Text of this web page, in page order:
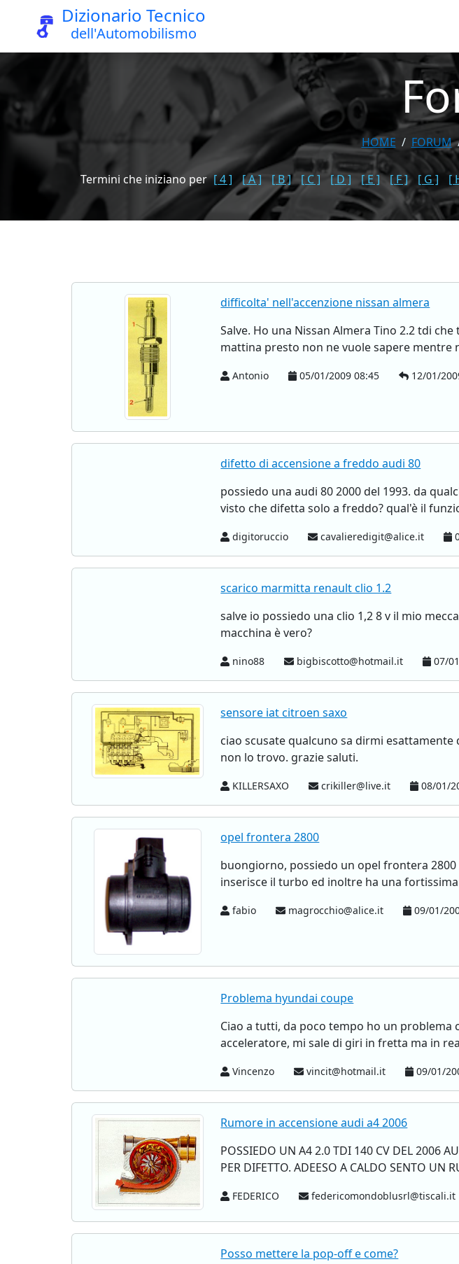
Dizionario Tecnico
dell'Automobilismo
HOME FORUM
Termini che iniziano per [ 4 ] [ A ] [ B ] [ C ] [ D ] [ E ] [ F ] [ G ] [
difficolta' nell'accenzione nissan almera
Salve. Ho una Nissan Almera Tino 2.2 tdi
mattina presto non ne vuole sapere
Antonio 05/01/2009 08:45 12/01/
difetto di accensione a freddo audi 80
possiedo una audi 80 2000 del 1993. da
visto che difetta solo a freddo? qual'è il
digitoruccio cavalieredigit@alice.it
scarico marmitta renault clio 1.2
salve io possiedo una clio 1,2 8 v il mio
macchina è vero?
nino88 bigbiscotto@hotmail.it 07/
sensore iat citroen saxo
ciao scusate qualcuno sa dirmi
non lo trovo. grazie saluti.
KILLERSAXO crikiller@live.it 08/01/
opel frontera 2800
buongiorno, possiedo un opel frontera
inserisce il turbo ed inoltre ha una
fabio magrocchio@alice.it 09/01/
Problema hyundai coupe
Ciao a tutti, da poco tempo ho un problema
acceleratore, mi sale di giri in fretta ma in
Vincenzo vincit@hotmail.it 09/01/
Rumore in accensione audi a4 2006
POSSIEDO UN A4 2.0 TDI 140 CV DEL 2006
PER DIFETTO. ADEESO A CALDO SENTO UN
FEDERICO federicomondoblusrl@tiscali.it
Posso mettere la pop-off e come?